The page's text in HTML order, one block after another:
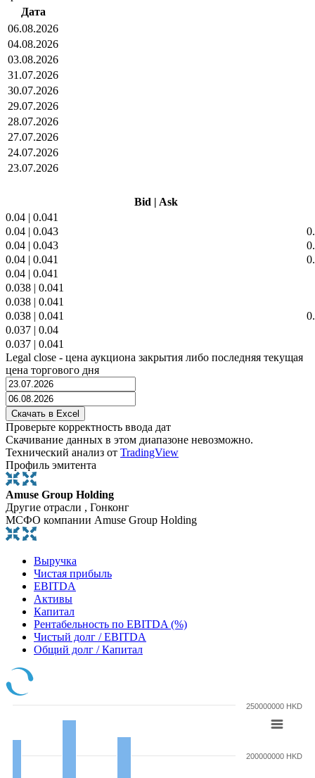
Дата
06.08.2026
04.08.2026
03.08.2026
31.07.2026
30.07.2026
29.07.2026
28.07.2026
27.07.2026
24.07.2026
23.07.2026
Bid | Ask
0.04 | 0.041
0.04 | 0.043
0.04 | 0.043
0.04 | 0.041
0.04 | 0.041
0.038 | 0.041
0.038 | 0.041
0.038 | 0.041
0.037 | 0.04
0.037 | 0.041
Legal close - цена аукциона закрытия либо последняя текущая
цена торгового дня
Проверьте корректность ввода дат
Скачивание данных в этом диапазоне невозможно.
Технический анализ от TradingView
Профиль эмитента
Amuse Group Holding
Другие отрасли , Гонконг
МСФО компании Amuse Group Holding
Выручка
Чистая прибыль
EBITDA
Активы
Капитал
Рентабельность по EBITDA (%)
Чистый долг / EBITDA
Общий долг / Капитал
200000000 HKD
250000000 HKD